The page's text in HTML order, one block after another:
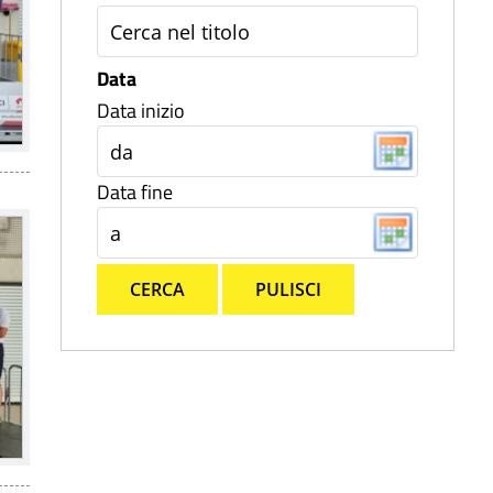
Data
Data inizio
Data fine
CERCA PULISCI